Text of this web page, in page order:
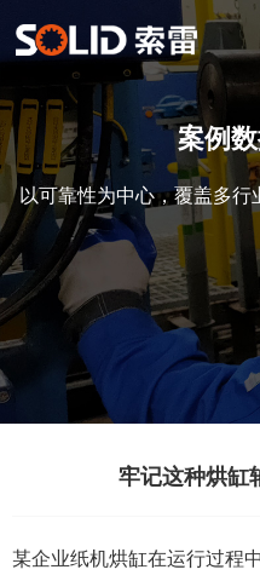
案例
以可靠性为中心，覆盖多
牢记这种烘缸
某企业纸机烘缸在运行过程